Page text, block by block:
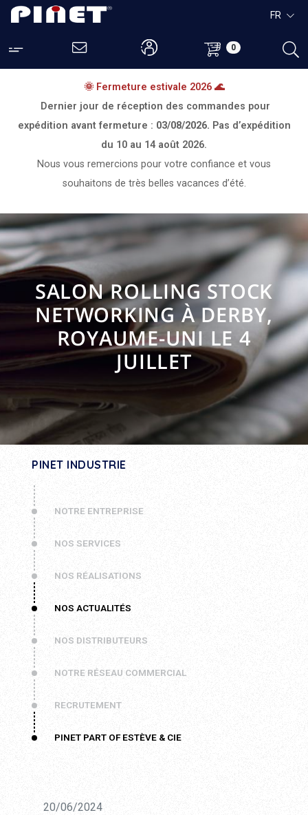
0
FR
🌞 Fermeture estivale 2026 🌊
Dernier jour de réception des commandes pour
expédition avant fermeture : 03/08/2026. Pas d’expédition
du 10 au 14 août 2026.
Nous vous remercions pour votre confiance et vous
souhaitons de très belles vacances d’été.
SALON ROLLING STOCK
NETWORKING À DERBY,
ROYAUME-UNI LE 4
JUILLET
PINET INDUSTRIE
NOTRE ENTREPRISE
NOS SERVICES
NOS RÉALISATIONS
NOS ACTUALITÉS
NOS DISTRIBUTEURS
NOTRE RÉSEAU COMMERCIAL
RECRUTEMENT
PINET PART OF ESTÈVE & CIE
20/06/2024